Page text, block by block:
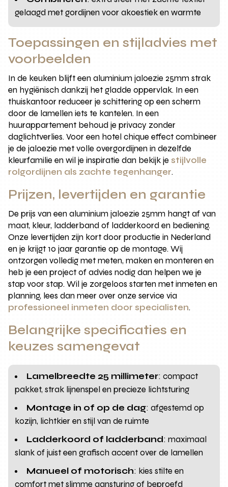
gelaagd met gordijnen voor akoestiek en warmte
Toepassingen en stijladvies met
voorbeelden
In de keuken blijft een aluminium jaloezie 25mm strak
en hygiënisch dankzij het gladde oppervlak. In een
thuiskantoor reduceer je schittering op een scherm
door de lamellen iets te kantelen. In een
huurappartement behoud je privacy zonder
daglichtverlies. Voor een hotel chique effect combineer
je de jaloezie met volle overgordijnen in dezelfde
kleurfamilie en wil je inspiratie dan bekijk jestijlvolle
rolgordijnen als zachte tegenhanger.
Prijzen, levertijden en garantie
De prijs van een aluminium jaloezie 25mm hangt af van
maat, kleur, ladderband of ladderkoord en bediening.
Onze levertijden zijn kort door productie in Nederland
en je krijgt 10 jaar garantie op de montage. Wij
ontzorgen volledig met meten, maken en monteren en
heb je een project of advies nodig dan helpen we je
stap voor stap. Wil je zorgeloos starten met inmeten en
planning, lees dan meer over onze service via
professioneel inmeten door specialisten.
Belangrijke specificaties en
keuzes samengevat
Lamelbreedte 25 millimeter: compact
pakket, strak lijnenspel en precieze lichtsturing
Montage in of op de dag: afgestemd op
kozijn, lichtkier en stijl van de ruimte
Ladderkoord of ladderband: maximaal
slank of juist een grafisch accent over de lamellen
Manueel of motorisch: kies stilte en
comfort met slimme aansturing of beproefd